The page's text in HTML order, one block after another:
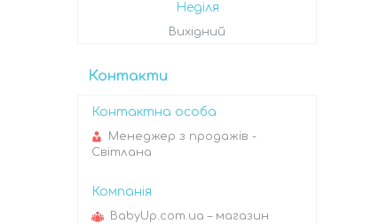
Неділя
Вихідний
Контакти
Менеджер з продажів -
Світлана
BabyUp.com.ua – магазин